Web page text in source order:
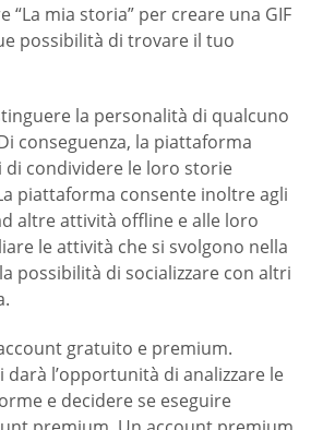
“La mia storia” per creare una GIF
possibilità di trovare il tuo
la personalità di qualcuno
conseguenza, la piattaforma
di condividere le loro storie
piattaforma consente inoltre agli
altre attività offline e alle loro
le attività che si svolgono nella
possibilità di socializzare con altri
gratuito e premium.
darà l’opportunità di analizzare le
e decidere se eseguire